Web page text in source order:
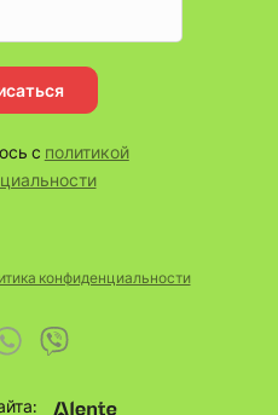
с политикой
конфиденциальности